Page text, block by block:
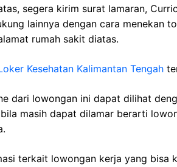
segera kirim surat lamaran,
lainnya dengan cara menekan
rumah sakit diatas.
Kesehatan Kalimantan Tengah
dari lowongan ini dapat dilihat
masih dapat dilamar berarti
terkait lowongan kerja yang bisa